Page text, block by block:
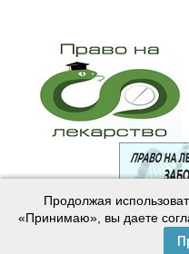
©
Продолжая
«Принимаю», вы даете